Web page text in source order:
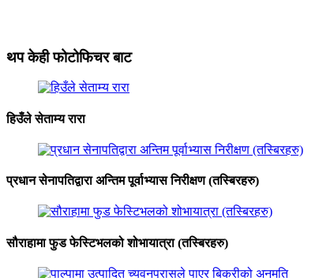
थप केही फोटोफिचर बाट
हिउँले सेताम्य रारा
प्रधान सेनापतिद्वारा अन्तिम पूर्वाभ्यास निरीक्षण (तस्बिरहरु)
सौराहामा फुड फेस्टिभलको शोभायात्रा (तस्बिरहरु)